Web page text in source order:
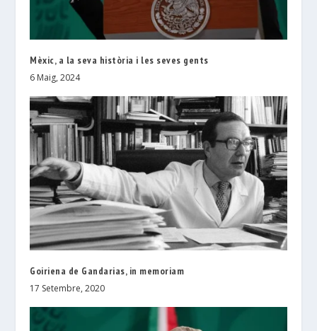
Mèxic, a la seva història i les seves gents
6 Maig, 2024
Goiriena de Gandarias, in memoriam
17 Setembre, 2020